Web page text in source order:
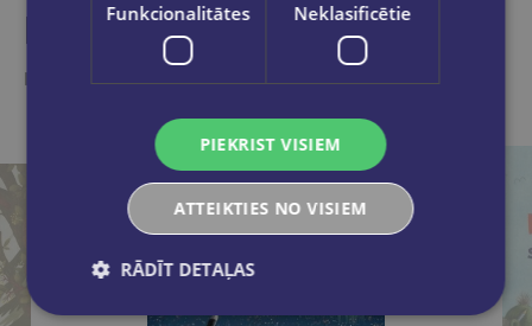
Līdzīgas preces
Ieskaties, varbūt noder
Funkcionalitātes Neklasificētie
PIEKRIST VISIEM
ATTEIKTIES NO VISIEM
RĀDĪT DETAĻAS